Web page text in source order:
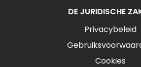
DE JURIDISCHE
Privacybeleid
Cookies